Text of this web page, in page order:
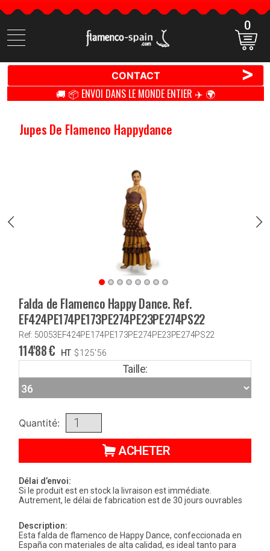
Cherchez
des
0
CONTACT >
🚚 📦 ENVOI DANS LE MONDE ENTIER ✈️ 🌍
Jupes De Flamenco Happydance
Falda de Flamenco Happy Dance. Ref.
EF424PE174PE173PE274PE23PE274PS22
Ref: 50053EF424PE174PE173PE274PE23PE274PS22
114'88€ HT $125'56
Taille:
Quantité:
ACHETER
Délai d’envoi:
Si le produit est en stock la livraison est immédiate.
Autrement, le délai de fabrication est de 30 jours ouvrables
Description:
Esta falda de flamenco de Happy Dance, confeccionada en
España con materiales de alta calidad, es ideal tanto para